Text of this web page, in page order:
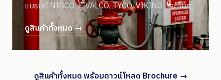
แบรนด์ NIBCO, FIVALCO, TYCO, VIKING และอื่นๆ
ดูสินค้าทั้งหมด →
ดูสินค้าทั้งหมด พร้อมดาวน์โหลด Brochure →